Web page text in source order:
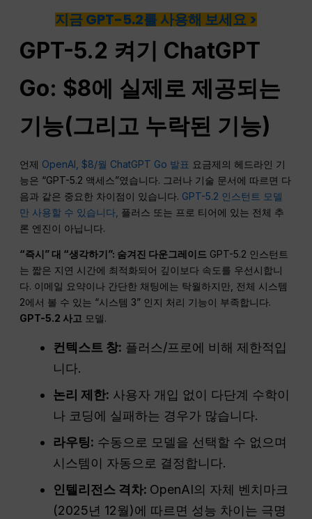
지금 GPT-5.2를 사용해 보세요 >
GPT-5.2 켜기 ChatGPT
Go: $8에 실제로 제공되는
기능(그리고 누락된 기능)
언제 OpenAI, $8/월 ChatGPT Go 발표 요금제의 헤드라인 기
능은 “GPT-5.2 액세스”였습니다. 그러나 기술 문서에 따르면 다
음과 같은 중요한 차이점이 있습니다. GPT-5.2 인스턴트 모델
만 사용할 수 있습니다, 플러스 또는 프로 티어에 있는 전체 추
론 엔진이 아닙니다.
“즉시” 대 “생각하기”: 숨겨진 다운그레이드 GPT-5.2 인스턴트
는 짧은 지연 시간에 최적화되어 깊이보다 속도를 우선시합니
다. 이메일 요약이나 간단한 채팅에는 탁월하지만, 전체 시스템
2에서 볼 수 있는 “시스템 3” 인지 처리 기능이 부족합니다.
GPT-5.2 사고 모델.
컨텍스트 창: 플러스/프로에 비해 제한적입
니다.
논리 제한: 사용자 개입 없이 다단계 수학이
나 코딩에 실패하는 경우가 많습니다.
라우팅: 수동으로 모델을 선택할 수 없으며
시스템이 자동으로 결정합니다.
인텔리전스 격차: OpenAI의 자체 벤치마크
(2025년 12월)에 따르면 성능 차이는 극명